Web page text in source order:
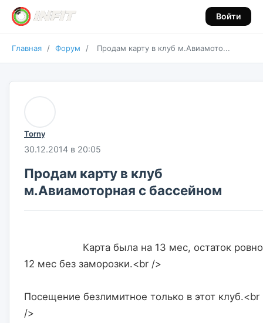
Войти
Главная / Форум / Продам карту в клуб м.Авиамото...
Torny
30.12.2014 в 20:05
Продам карту в клуб
м.Авиамоторная с бассейном
12 мес без заморозки.<br />
Посещение безлимитное только в этот клуб.<br
/>